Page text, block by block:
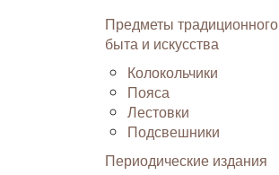
Предметы традиционного
быта и искусства
Колокольчики
Пояса
Лестовки
Подсвешники
Периодические издания